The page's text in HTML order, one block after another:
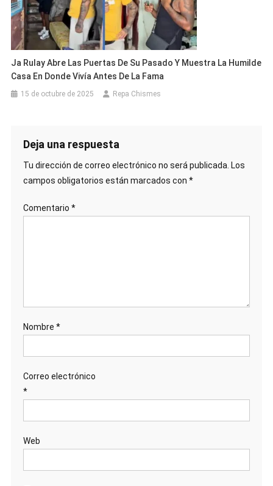
Ja Rulay Abre Las Puertas De Su Pasado Y Muestra La Humilde
Casa En Donde Vivía Antes De La Fama
15 de octubre de 2025 Repa Chismes
Deja una respuesta
Tu dirección de correo electrónico no será publicada. Los
campos obligatorios están marcados con *
Comentario *
Nombre *
Correo electrónico
*
Web